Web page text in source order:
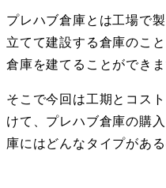
プレハブ倉庫とは工場で
立てて建設する倉庫のこ
倉庫を建てることができま
そこで今回は工期とコス
けて、プレハブ倉庫の購
庫にはどんなタイプがあ